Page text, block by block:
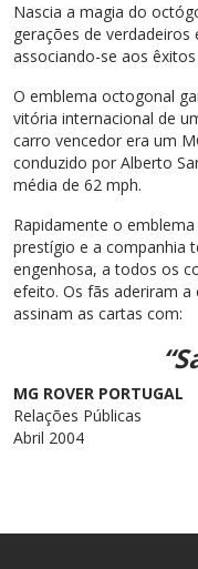
Nascia a magia do
gerações de
associando-se aos
O emblema octogonal
vitória internacional de
carro vencedor era um
conduzido por Alberto
média de 62 mph.
Rapidamente o
prestígio e a companhia
engenhosa, a todos os
efeito. Os fãs aderiram
assinam as cartas com:
MG ROVER PORTUGAL
Relações Públicas
Abril 2004